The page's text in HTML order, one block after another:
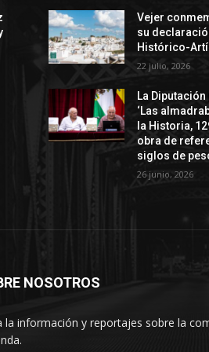
Vejer
su
Histórico-
22 julio, 2026
La
‘Las
la Historia,
obra de
siglos de
26 junio, 2026
NOSOTROS
la información y reportajes sobre la